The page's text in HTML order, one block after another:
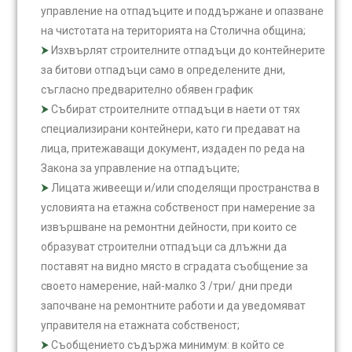
управление на отпадъците и поддържане и опазване
на чистотата на територията на Столична община;
Изхвърлят строителните отпадъци до контейнерите
за битови отпадъци само в определените дни,
съгласно предварително обявен график
Събират строителните отпадъци в наети от тях
специализирани контейнери, като ги предават на
лица, притежаващи документ, издаден по реда на
Закона за управление на отпадъците;
Лицата живеещи и/или споделящи пространства в
условията на етажна собственост при намерение за
извършване на ремонтни дейности, при които се
образуват строителни отпадъци са длъжни да
поставят на видно място в сградата съобщение за
своето намерение, най-малко 3 /три/ дни преди
започване на ремонтните работи и да уведомяват
управителя на етажната собственост;
Съобщението съдържа минимум: в който се